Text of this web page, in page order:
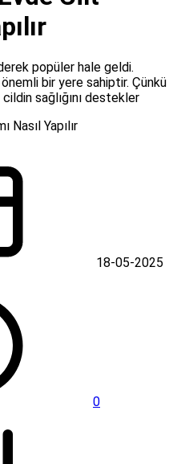
popüler hale geldi.
bir yere sahiptir. Çünkü
sağlığını destekler
18-05-2025
0